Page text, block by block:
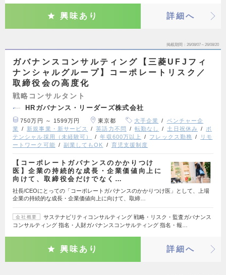
興味あり 詳細へ
掲載期間 26/08/07～26/08/20
ガバナンスコンサルティング【三菱UFJフィ
ナンシャルグループ】コーポレートリスク／
取締役会の高度化
戦略コンサルタント
HRガバナンス・リーダーズ株式会社
750万円 ～ 1599万円 東京都 大手企業
ベンチャー企
業
新規事業・新サービス 英語力不問 転勤なし 土日祝休み
ポ
テンシャル採用（未経験可）
年収600万以上 フレックス勤務
リモ
ートワーク可能
副業してもOK 育児支援制度
【コーポレートガバナンスのかかりつけ
医】企業の持続的な成長・企業価値向上に
向けて、取締役会だけでなく…
社長/CEOにとっての「コーポレートガバナンスのかかりつけ医」として、上場
企業の持続的な成長・企業価値向上に向けて、取締…
会社概要
サステナビリティコンサルティング 戦略・リスク・監査ガバナンス
コンサルティング 指名・人財ガバナンスコンサルティング 指名・報…
興味あり 詳細へ